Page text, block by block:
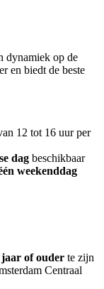
dynamiek op de
en biedt de beste
12 tot 16 uur per
dag beschikbaar
weekenddag
jaar of ouder te zijn
Centraal